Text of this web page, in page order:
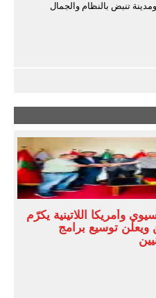
تنبض بالنظام والجمال
وأمريكا اللاتينية يكرّم
ويعلن توسيع برامج